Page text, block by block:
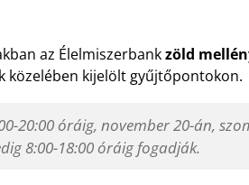
az Élelmiszerbankzöld
közelében kijelölt gyűjtőpontokon.
20:00 óráig, november 20-án,
8:00-18:00 óráig fogadják.